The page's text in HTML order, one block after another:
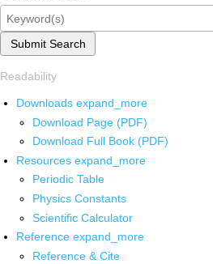
Submit Search
Readability
Downloads expand_more
Download Page (PDF)
Download Full Book (PDF)
Resources expand_more
Periodic Table
Physics Constants
Scientific Calculator
Reference expand_more
Reference & Cite